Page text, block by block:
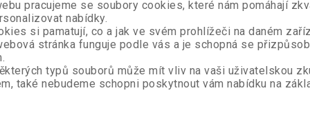
Kreativní
písmomalba
&
Joyce
pracujeme se soubory cookies, které nám pomáhají
nabídky.
si pamatují, co a jak ve svém prohlížeči na daném
stránka funguje podle vás a je schopná se
typů souborů může mít vliv na vaši uživatelskou
také nebudeme schopni poskytnout vám nabídku na